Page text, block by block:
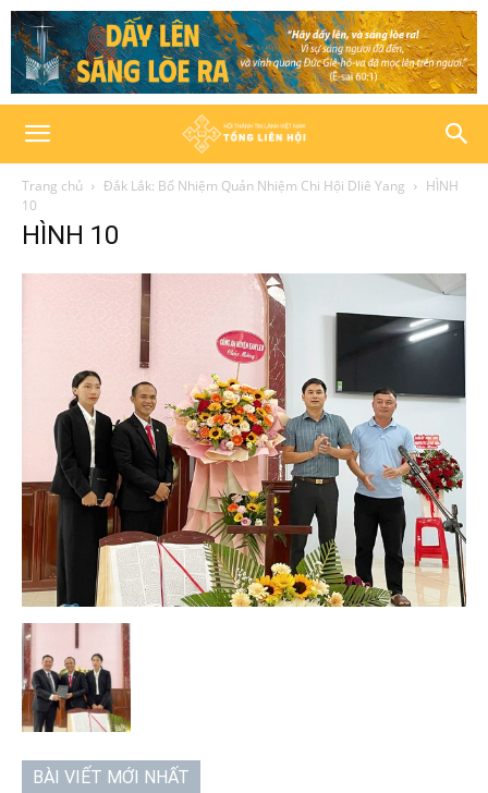
Trang chủ Đắk Lắk: Bổ Nhiệm Quản Nhiệm Chi Hội Dliê Yang
HÌNH
10
HÌNH 10
BÀI VIẾT MỚI NHẤT